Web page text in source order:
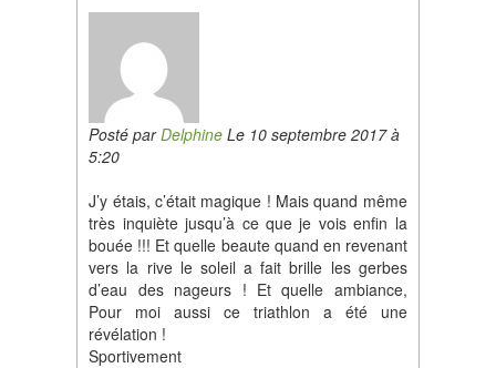
Posté parDelphine Le 10 septembre 2017 à
5:20
J’y étais, c’était magique ! Mais quand même
très inquiète jusqu’à ce que je vois enfin la
bouée !!! Et quelle beaute quand en revenant
vers la rive le soleil a fait brille les gerbes
d’eau des nageurs ! Et quelle ambiance,
Pour moi aussi ce triathlon a été une
révélation !
Sportivement